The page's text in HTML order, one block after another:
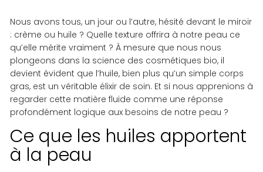
Nous avons tous, un jour ou l’autre, hésité devant le miroir
: crème ou huile ? Quelle texture offrira à notre peau ce
qu’elle mérite vraiment ? À mesure que nous nous
plongeons dans la science des cosmétiques bio, il
devient évident que l’huile, bien plus qu’un simple corps
gras, est un véritable élixir de soin. Et si nous apprenions à
regarder cette matière fluide comme une réponse
profondément logique aux besoins de notre peau ?
Ce que les huiles apportent
à la peau